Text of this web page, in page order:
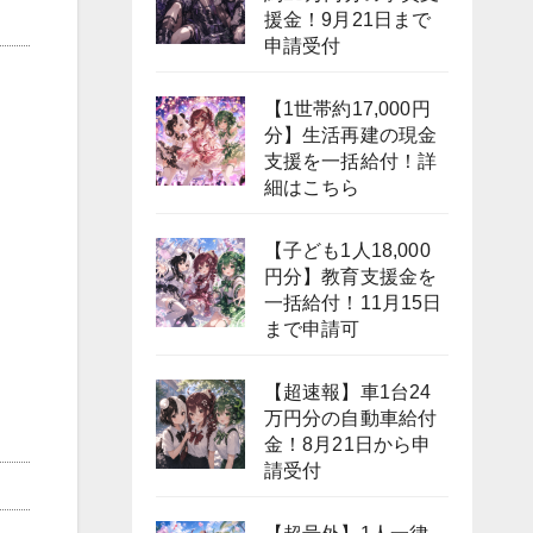
援金！9月21日まで
申請受付
【1世帯約17,000円
分】生活再建の現金
支援を一括給付！詳
細はこちら
【子ども1人18,000
円分】教育支援金を
一括給付！11月15日
まで申請可
【超速報】車1台24
万円分の自動車給付
金！8月21日から申
請受付